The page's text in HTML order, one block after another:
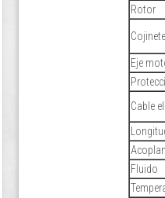
Rotor
Eje
Cable
Fluido